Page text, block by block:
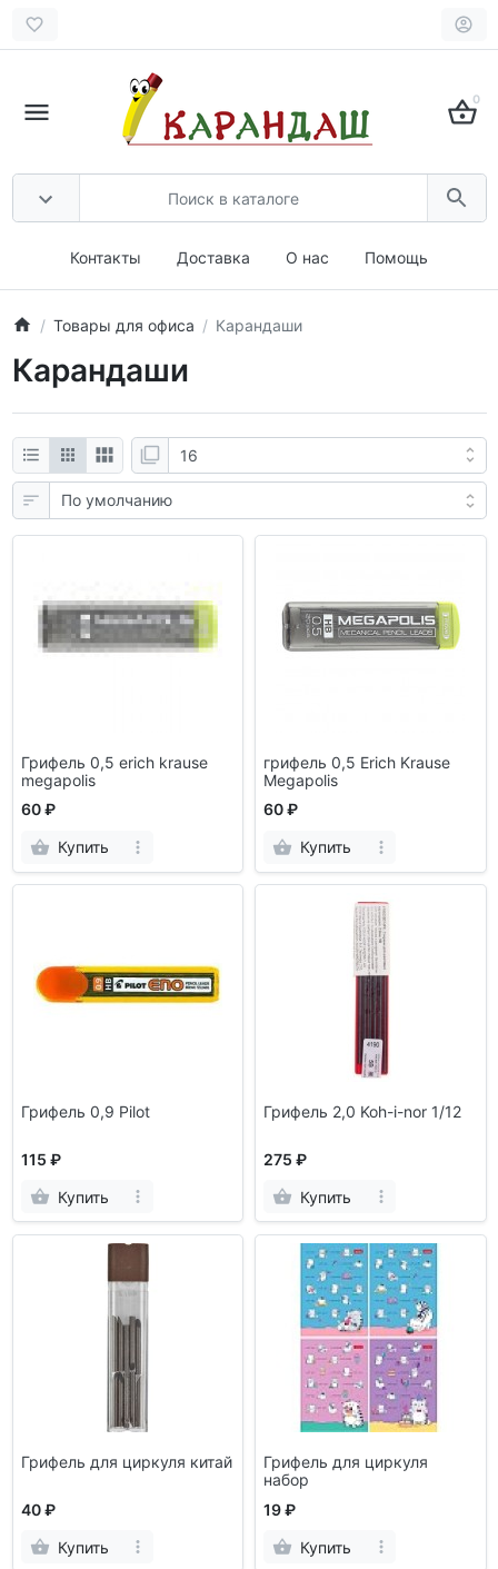
0
Контакты Доставка О нас Помощь
Товары для офиса Карандаши
Карандаши
Грифель 0,5 erich krause
megapolis
60 ₽
Купить
грифель 0,5 Erich Krause
Megapolis
60 ₽
Купить
Грифель 0,9 Pilot
115 ₽
Купить
Грифель 2,0 Koh-i-nor 1/12
275 ₽
Купить
Грифель для циркуля китай
40 ₽
Купить
Грифель для циркуля
набор
19 ₽
Купить